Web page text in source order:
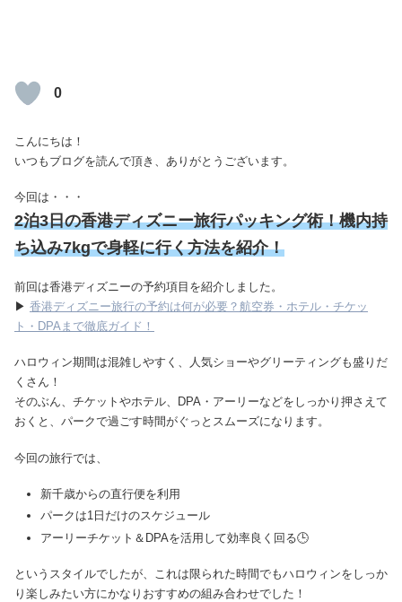
0
こんにちは！
いつもブログを読んで頂き、ありがとうございます。
今回は・・・
2泊3日の香港ディズニー旅行パッキング術！機内持
ち込み7kgで身軽に行く方法を紹介！
前回は香港ディズニーの予約項目を紹介しました。
▶ 香港ディズニー旅行の予約は何が必要？航空券・ホテル・チケッ
ト・DPAまで徹底ガイド！
ハロウィン期間は混雑しやすく、人気ショーやグリーティングも盛りだ
くさん！
そのぶん、チケットやホテル、DPA・アーリーなどをしっかり押さえて
おくと、パークで過ごす時間がぐっとスムーズになります。
今回の旅行では、
新千歳からの直行便を利用
パークは1日だけのスケジュール
アーリーチケット＆DPAを活用して効率良く回る🕒
というスタイルでしたが、これは限られた時間でもハロウィンをしっか
り楽しみたい方にかなりおすすめの組み合わせでした！